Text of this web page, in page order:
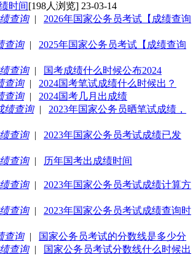
时间[198人浏览] 23-03-14
查询|
2026年国家公务员考试【成绩查询
查询|
2025年国家公务员考试【成绩查询
查询|
国考成绩什么时候公布2024
查询|
2024国考笔试成绩什么时候出？
查询|
2024国考几月出成绩
绩查询|
2023年国家公务员晒笔试成绩，
查询|
2023年国家公务员考试成绩已发
查询| 历年国考出成绩时间
查询|
2023年国家公务员考试成绩计算方
查询|
2023年国家公务员考试成绩查询时
查询|
国家公务员考试的分数线是多少分
查询|
国家公务员考试分数线什么时候出